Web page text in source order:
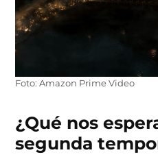
Foto: Amazon Prime Video
¿Qué nos
segunda